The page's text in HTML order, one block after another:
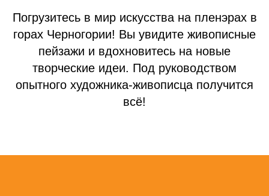
Погрузитесь в мир искусства на пленэрах в
горах Черногории! Вы увидите живописные
пейзажи и вдохновитесь на новые
творческие идеи. Под руководством
опытного художника-живописца получится
всё!